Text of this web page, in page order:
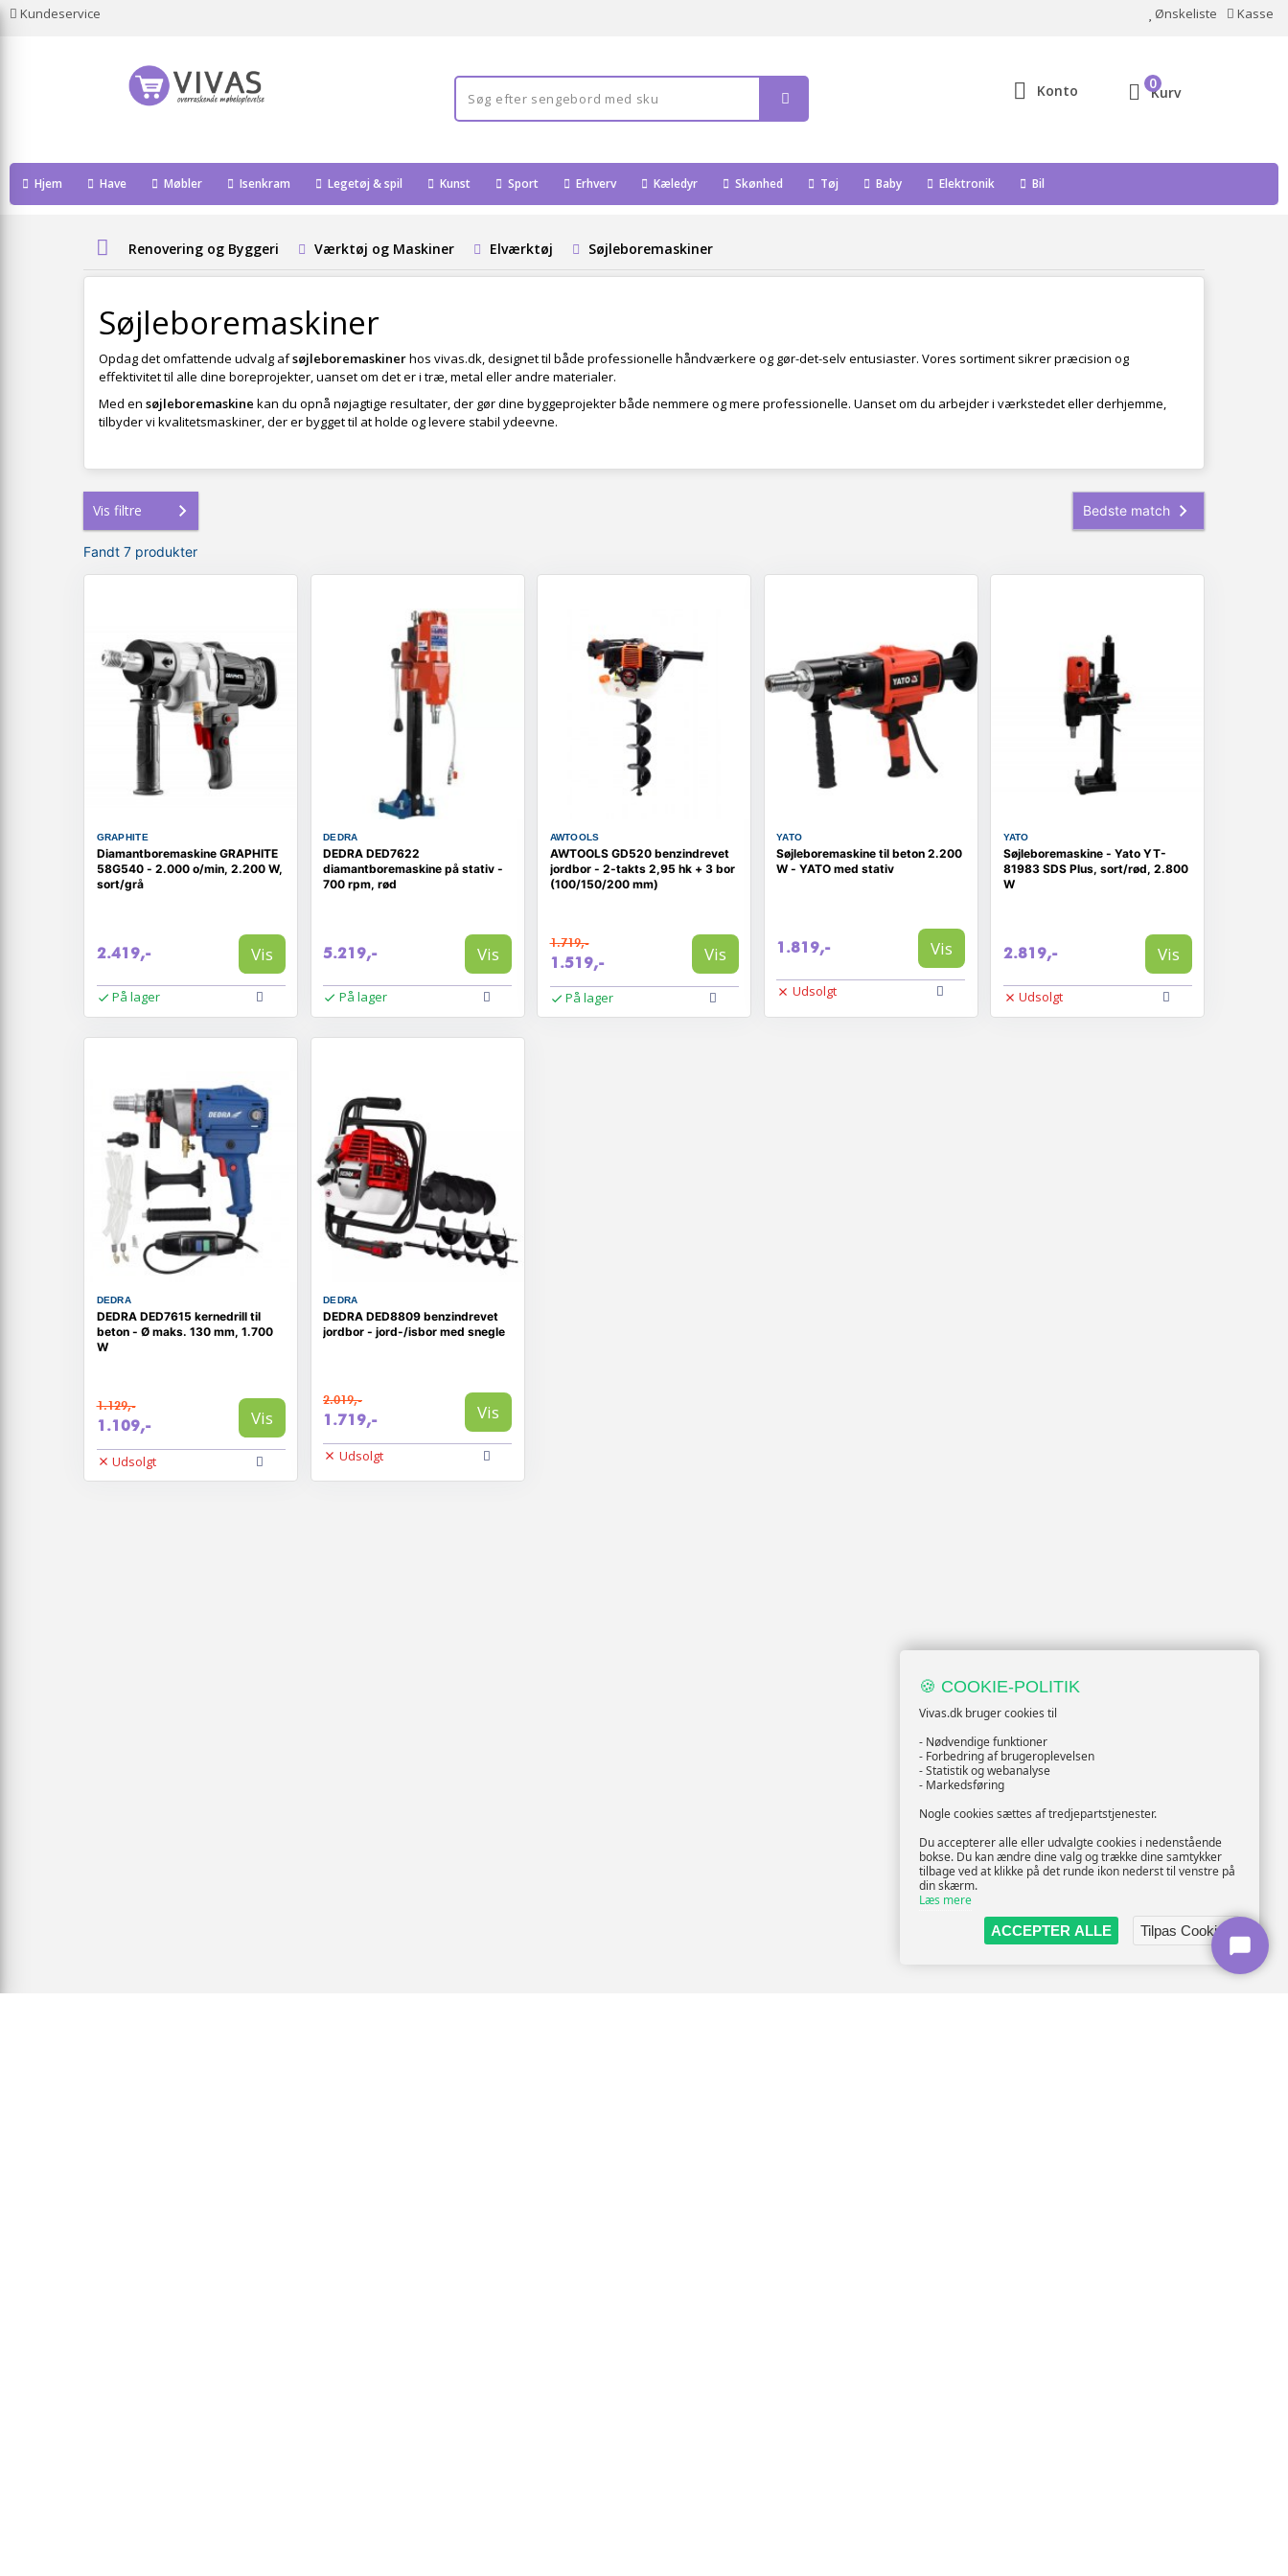
Kundeservice Ønskeliste Kasse
Konto Kurv
0
Hjem Have Møbler Isenkram Legetøj & spil Kunst Sport Erhverv Kæledyr Skønhed Tøj Baby Elektronik Bil
Renovering og Byggeri Værktøj og Maskiner Elværktøj Søjleboremaskiner
Søjleboremaskiner
Opdag det omfattende udvalg afsøjleboremaskinerhos vivas.dk, designet til både professionelle håndværkere og gør-det-selv entusiaster. Vores sortiment sikrer præcision og
effektivitet til alle dine boreprojekter, uanset om det er i træ, metal eller andre materialer.
Med en søjleboremaskine kan du opnå nøjagtige resultater, der gør dine byggeprojekter både nemmere og mere professionelle. Uanset om du arbejder i værkstedet eller derhjemme,
tilbyder vi kvalitetsmaskiner, der er bygget til at holde og levere stabil ydeevne.
Vis filtre
Fandt 7 produkter
GRAPHITE
Diamantboremaskine GRAPHITE
58G540 - 2.000 o/min, 2.200 W,
sort/grå
2.419,- Vis
På lager
DEDRA
DEDRA DED7622
diamantboremaskine på stativ -
700 rpm, rød
5.219,- Vis
På lager
AWTOOLS
AWTOOLS GD520 benzindrevet
jordbor - 2-takts 2,95 hk + 3 bor
(100/150/200 mm)
1.719,-
1.519,- Vis
På lager
YATO
Søjleboremaskine til beton 2.200
W - YATO med stativ
1.819,- Vis
Udsolgt
YATO
Søjleboremaskine - Yato YT-
81983 SDS Plus, sort/rød, 2.800
W
2.819,- Vis
Udsolgt
DEDRA
DEDRA DED7615 kernedrill til
beton - Ø maks. 130 mm, 1.700
W
1.129,-
1.109,- Vis
Udsolgt
DEDRA
DEDRA DED8809 benzindrevet
jordbor - jord-/isbor med snegle
2.019,-
1.719,- Vis
Udsolgt
🍪 COOKIE-POLITIK
Vivas.dk bruger cookies til
- Nødvendige funktioner
- Forbedring af brugeroplevelsen
- Statistik og webanalyse
- Markedsføring
Nogle cookies sættes af tredjepartstjenester.
Du accepterer alle eller udvalgte cookies i nedenstående
bokse. Du kan ændre dine valg og trække dine samtykker
tilbage ved at klikke på det runde ikon nederst til venstre på
din skærm.
Læs mere
ACCEPTER ALLE
Tilpas Cookies